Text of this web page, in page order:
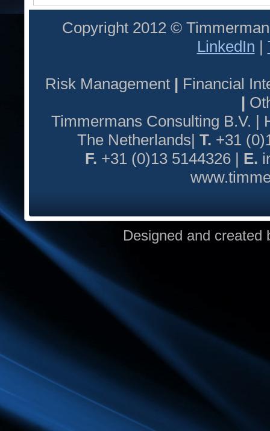
Copyright 2012 ©
LinkedIn |
Risk Management | Financial
|
Timmermans Consulting B.V. |
The Netherlands| T. +31
F. +31 (0)13 5144326 | E.
Designed and created